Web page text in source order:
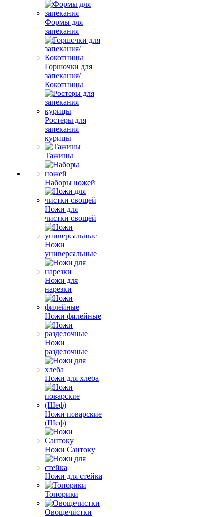
Формы для
запекания
Горшочки для
запекания/
Кокотницы
Ростеры для
запекания
курицы
Тажины
Наборы ножей
Ножи для
чистки овощей
Ножи
универсальные
Ножи для
нарезки
Ножи филейные
Ножи
разделочные
Ножи для хлеба
Ножи поварские
(Шеф)
Ножи Сантоку
Ножи для стейка
Топорики
Овощечистки